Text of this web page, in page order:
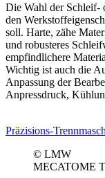
Die Wahl der Schleif-
den
soll. Harte, zähe
und robusteres
empfindlichere
Wichtig ist auch die
Anpassung der
Anpressdruck,
Präzisions-
© LMW
MECATOME